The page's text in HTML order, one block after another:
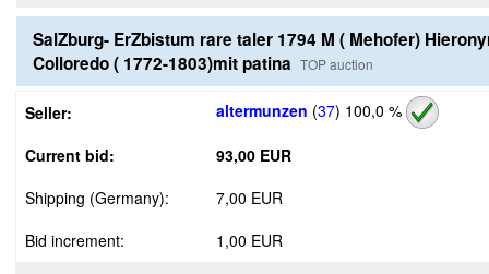
SalZburg- ErZbistum rare taler 1794 M ( Mehofer)
Colloredo ( 1772-1803)mit patina TOP auction
Seller: altermunzen (37) 100,0 %
Current bid:
93,00 EUR
Shipping (Germany):
7,00 EUR
Bid increment:
1,00 EUR